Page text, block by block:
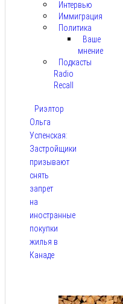
Интервью
Иммиграция
Политика
Ваше
мнение
Подкасты
Radio
Recall
Риэлтор
Ольга
Успенская:
Застройщики
призывают
снять
запрет
на
иностранные
покупки
жилья в
Канаде